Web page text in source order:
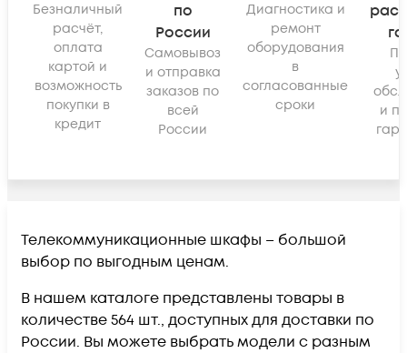
Безналичный
расчёт,
оплата
картой и
возможность
покупки в
кредит
по
России
Самовывоз
и отправка
заказов по
всей
России
Диагностика и
ремонт
оборудования
в
согласованные
сроки
и
Телекоммуникационные шкафы – большой
выбор по выгодным ценам.
В нашем каталоге представлены товары в
количестве 564 шт., доступных для доставки по
России. Вы можете выбрать модели с разным